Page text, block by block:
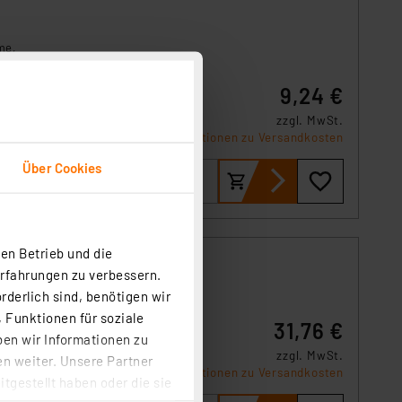
Über Cookies
Betrieb und die
zu verbessern.
sind, benötigen wir
Funktionen für soziale
wir Informationen zu
weiter. Unsere Partner
haben oder die sie
9,24 €
zzgl. MwSt.
Informationen zu Versandkosten
31,76 €
zzgl. MwSt.
Informationen zu Versandkosten